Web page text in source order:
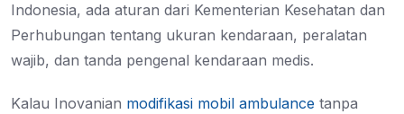
Indonesia, ada aturan dari Kementerian Kesehatan dan
Perhubungan tentang ukuran kendaraan, peralatan
wajib, dan tanda pengenal kendaraan medis.
Kalau Inovanian modifikasi mobil ambulance tanpa